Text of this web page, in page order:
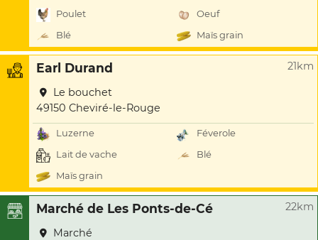
Poulet
Oeuf
Blé
Maïs grain
Earl Durand 21km
Le bouchet
49150 Cheviré-le-Rouge
Luzerne
Féverole
Lait de vache
Blé
Maïs grain
Marché de Les Ponts-de-Cé 22km
Marché